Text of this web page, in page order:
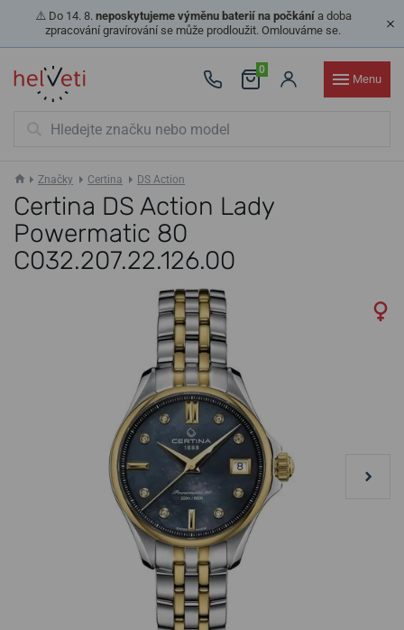
⚠️ Do 14. 8. neposkytujeme výměnu baterií na počkánía doba
zpracování gravírování se může prodloužit. Omlouváme se.
0
Menu
Značky Certina DS Action
Certina DS Action Lady
Powermatic 80
C032.207.22.126.00